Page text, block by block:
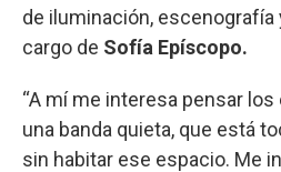
de iluminación, escenografía
cargo de Sofía Epíscopo.
“A mí me interesa pensar
una banda quieta, que está
sin habitar ese espacio. Me